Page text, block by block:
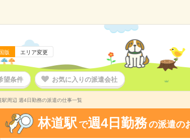
版 エリア変更
望条件 お気に入りの派遣会社
駅周辺 週4日勤務の派遣の仕事一覧
林道駅 で週4日勤務の派遣の